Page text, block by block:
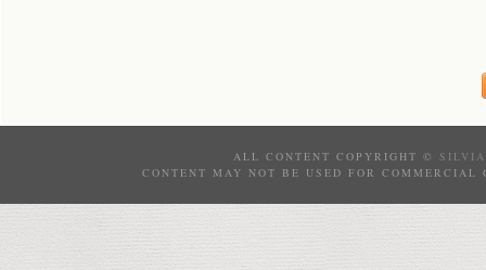
ALL CONTENT COPYRIGHT ©
CONTENT MAY NOT BE USED FOR COMMERCIAL